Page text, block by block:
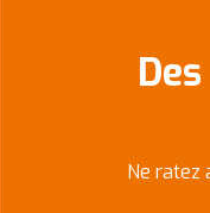
Ne ratez